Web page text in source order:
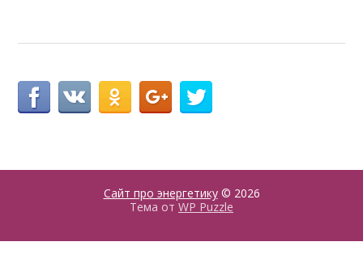
Сайт про энергетику© 2026
Тема от WP Puzzle